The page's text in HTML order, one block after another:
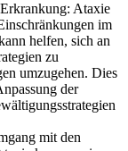
Ataxie
im
helfen, sich an
zu
umzugehen. Dies
der
mit den